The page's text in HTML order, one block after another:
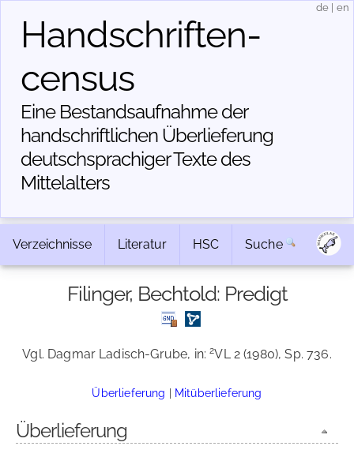
Handschriften­
census
Eine Bestandsaufnahme der
handschriftlichen Über­lieferung
deutschsprachiger Texte des
Mittelalters
de en
Verzeichnisse Literatur HSC Suche
Filinger, Bechtold: Predigt
Vgl. Dagmar Ladisch-Grube, in:2VL 2 (1980), Sp. 736.
Überlieferung | Mitüberlieferung
Überlieferung